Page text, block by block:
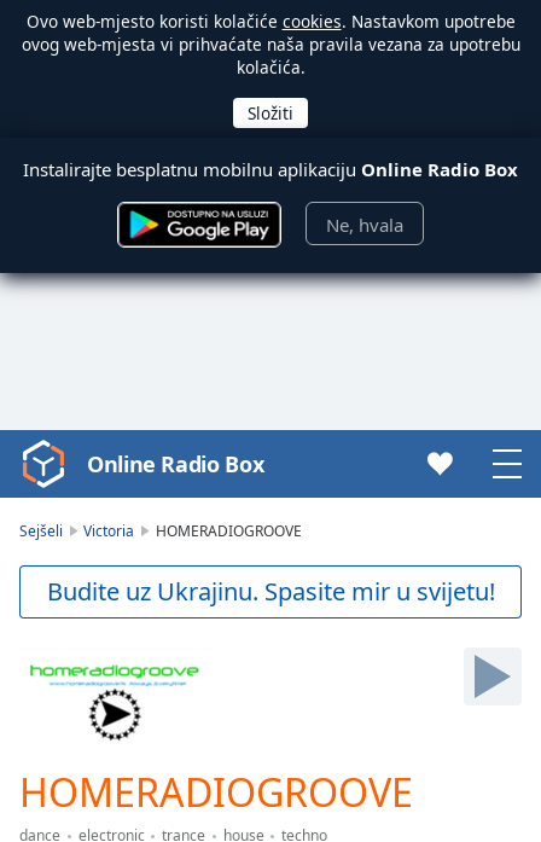
Ovo web-mjesto koristi kolačiće cookies. Nastavkom upotrebe
ovog web-mjesta vi prihvaćate naša pravila vezana za upotrebu
kolačića.
Instalirajte besplatnu mobilnu aplikaciju Online Radio Box
Ne, hvala
Video
Player
Backward
Current
Time 0:00
Online Radio Box
Sejšeli Victoria HOMERADIOGROOVE
Budite uz Ukrajinu. Spasite mir u svijetu!
HOMERADIOGROOVE
dance electronic trance house
techno